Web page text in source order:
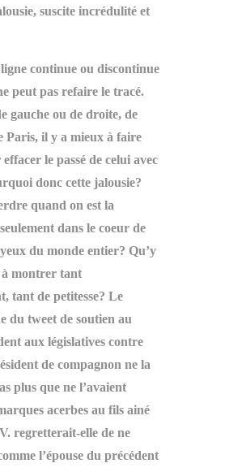
suscite incrédulité et
continue ou discontinue
peut pas refaire le tracé.
gauche ou de droite, de
Paris, il y a mieux à faire
le passé de celui avec
donc cette jalousie?
quand on est la
dans le coeur de
du monde entier? Qu’y
montrer tant
tant de petitesse? Le
du tweet de soutien au
aux législatives contre
de compagnon ne la
plus que ne l’avaient
acerbes au fils ainé
regretterait-elle de ne
l’épouse du précédent